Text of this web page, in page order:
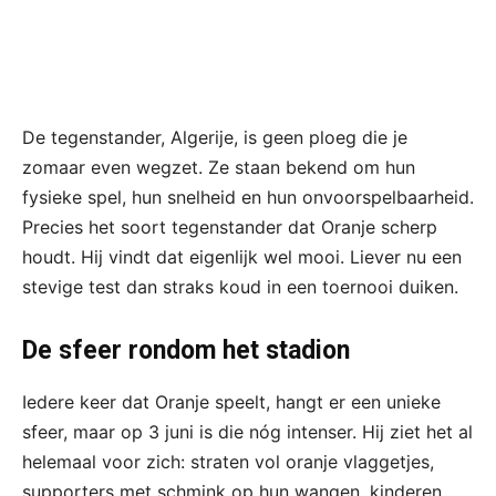
De tegenstander, Algerije, is geen ploeg die je
zomaar even wegzet. Ze staan bekend om hun
fysieke spel, hun snelheid en hun onvoorspelbaarheid.
Precies het soort tegenstander dat Oranje scherp
houdt. Hij vindt dat eigenlijk wel mooi. Liever nu een
stevige test dan straks koud in een toernooi duiken.
De sfeer rondom het stadion
Iedere keer dat Oranje speelt, hangt er een unieke
sfeer, maar op 3 juni is die nóg intenser. Hij ziet het al
helemaal voor zich: straten vol oranje vlaggetjes,